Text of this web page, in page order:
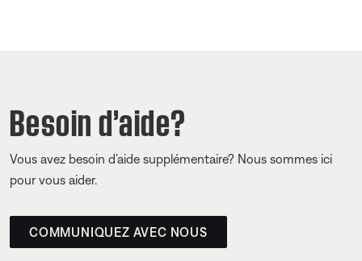
Besoin d’aide?
Vous avez besoin d’aide supplémentaire? Nous sommes ici
pour vous aider.
COMMUNIQUEZ AVEC NOUS